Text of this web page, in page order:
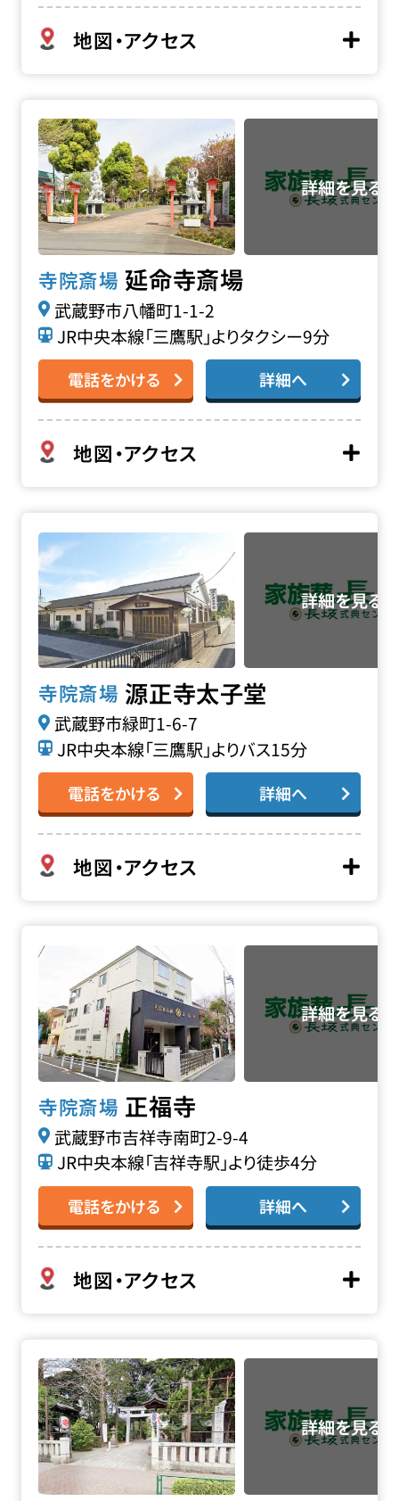
地図・アクセス
寺院斎場 延命寺斎場
武蔵野市八幡町1-1-2
JR中央本線「三鷹駅」よりタクシー9分
電話をかける 詳細へ
地図・アクセス
延命寺斎場の詳細へ
寺院斎場 源正寺太子堂
武蔵野市緑町1-6-7
JR中央本線「三鷹駅」よりバス15分
電話をかける 詳細へ
地図・アクセス
寺院斎場 正福寺
武蔵野市吉祥寺南町2-9-4
JR中央本線「吉祥寺駅」より徒歩4分
電話をかける 詳細へ
地図・アクセス
安養寺の詳細へ